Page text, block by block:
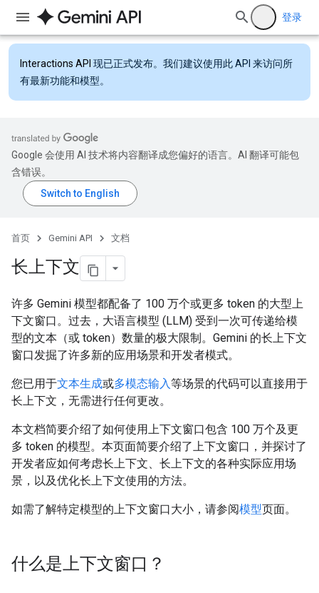
登录
Interactions API 现已正式发布。我们建议使用此 API 来访问所
有最新功能和模型。
Google 会使用 AI 技术将内容翻译成您偏好的语言。AI 翻译可能包
含错误。
首页 Gemini API 文档
长上下文
许多 Gemini 模型都配备了 100 万个或更多 token 的大型上
下文窗口。过去，大语言模型 (LLM) 受到一次可传递给模
型的文本（或 token）数量的极大限制。Gemini 的长上下文
窗口发掘了许多新的应用场景和开发者模式。
您已用于文本生成或多模态输入等场景的代码可以直接用于
长上下文，无需进行任何更改。
本文档简要介绍了如何使用上下文窗口包含 100 万个及更
多 token 的模型。本页面简要介绍了上下文窗口，并探讨了
开发者应如何考虑长上下文、长上下文的各种实际应用场
景，以及优化长上下文使用的方法。
如需了解特定模型的上下文窗口大小，请参阅模型页面。
什么是上下文窗口？